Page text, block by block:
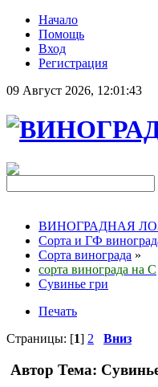
Начало
Помощь
Вход
Регистрация
09 Август 2026, 12:01:43
ВИНОГРАДНАЯ
Сорта и ГФ
Сорта винограда »
сорта винограда на С
Сувинье гри
Печать
Страницы: [1] 2 Вниз
Автор Тема: